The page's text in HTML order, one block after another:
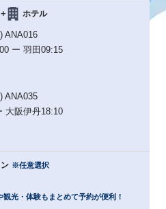
+ ホテル
ANA016
ー 羽田 09:15
ANA035
大阪伊丹18:10
※任意選択
観光・体験もまとめて予約が便利！